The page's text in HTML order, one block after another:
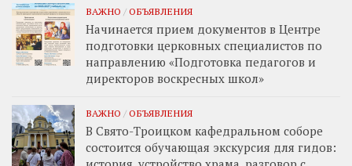
ВАЖНО / ОБЪЯВЛЕНИЯ
Начинается прием документов в Центре
подготовки церковных специалистов по
направлению «Подготовка педагогов и
директоров воскресных школ»
ВАЖНО / ОБЪЯВЛЕНИЯ
В Свято-Троицком кафедральном соборе
состоится обучающая экскурсия для гидов: